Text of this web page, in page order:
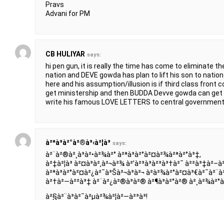
Pravs
Advani for PM
CB HULIYAR says:
hi pen gun, it is really the time has come to eliminate
nation and DEVE gowda has plan to lift his son to
here and his assumption/illusion is if third class front
get ministership and then BUDDA Devve gowda can
write his famous LOVE LETTERS to central
à²ªà³à²°à²®à³‹à²¦à³ says:
à²¨à²®à²¸à³à²•à²¾à²° à²ªà³à²°à²¤à²¾à²ªà²°à³‡,
à²‡à²¦à³ à²¤à³à²‚à²¬à²¾ à²’à²³à³à²³à³†à²¯
à²ªà³à²°à²¤à²¿à²¯à³Šà²¬à³à²¬
à²†à²—à²²à³‡ à²¨à²¿à²®à³à²® à²¶à³à²°à²®
à²§à²¨à³à²¯à²µà²¾à²¦à²—à²³à³!